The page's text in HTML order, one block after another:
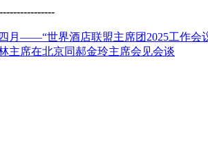
四月——“世界酒店联盟主席团2025工作会
主席在北京同郝金玲主席会见会谈